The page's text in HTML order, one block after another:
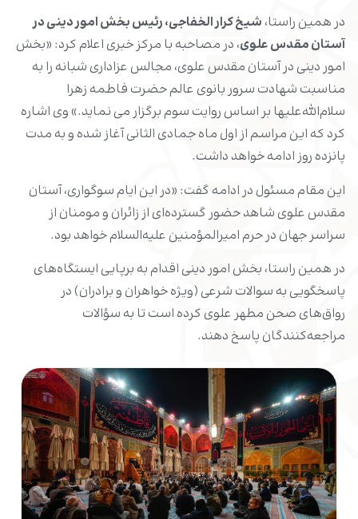
در همین راستا، شیخ کرار الخفاجی، رئیس بخش امور دینی در
آستان مقدس علوی، در مصاحبه با مرکز خبری اعلام کرد: «بخش
امور دینی در آستان مقدس علوی، مجالس عزاداری شبانه را به
مناسبت شهادت سرور بانوی عالم حضرت فاطمه زهرا
سلام‌الله‌علیها بر اساس روایت سوم برگزار می نماید.» وی اشاره
کرد که این مراسم از اول ماه جمادی الثانی آغاز شده و به مدت
پانزده روز ادامه خواهد داشت.
این مقام مسئول در ادامه گفت: «در این ایام سوگواری، آستان
مقدس علوی شاهد حضور گسترده‌ای از زائران و مومنان از
سراسر جهان در حرم امیرالمؤمنین علیه‌السلام خواهد بود.
در همین راستا، بخش امور دینی اقدام به برپایی ایستگاه‌های
پاسخگویی به سوالات شرعی (ویژه خواهران و برادران) در
رواق‌های صحن مطهر علوی کرده است تا به سؤالات
مراجعه‌کنندگان پاسخ دهند.